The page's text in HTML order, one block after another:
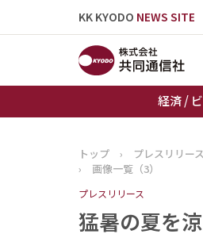
KK KYODO NEWS SITE
経済 /
トップペ
トップ › プレスリリース
›
画像一覧（3）
プレスリリース
猛暑の夏を